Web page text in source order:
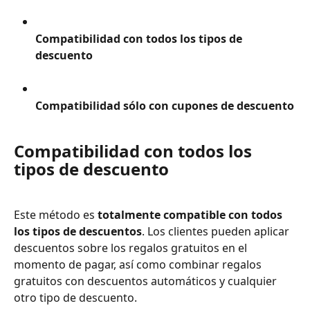
Compatibilidad con todos los tipos de
descuento
Compatibilidad sólo con cupones de descuento
Compatibilidad con todos los
tipos de descuento
Este método es totalmente compatible con todos
los tipos de descuentos. Los clientes pueden aplicar
descuentos sobre los regalos gratuitos en el
momento de pagar, así como combinar regalos
gratuitos con descuentos automáticos y cualquier
otro tipo de descuento.